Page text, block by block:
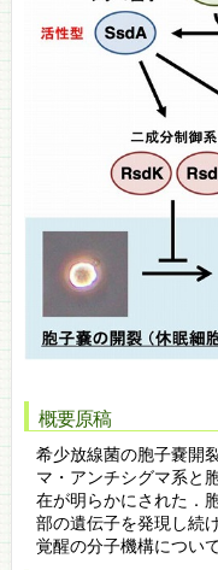
概要原稿
希少放線菌の胞子嚢開
マ・アンチシグマ系と
在が明らかにされた．
部の遺伝子を発現し続
覚醒の分子機構につい